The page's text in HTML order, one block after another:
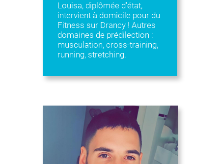
Louisa, diplômée d'état,
intervient à domicile pour du
Fitness sur Drancy ! Autres
domaines de prédilection :
musculation, cross-training,
running, stretching.